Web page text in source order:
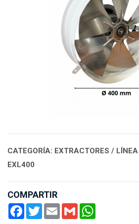
CATEGORÍA: EXTRACTORES /
EXL400
COMPARTIR
Facebook
Twitter Email Gmail